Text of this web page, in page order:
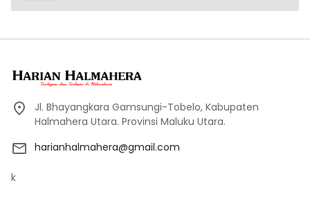
Jl. Bhayangkara Gamsungi-Tobelo, Kabupaten
Halmahera Utara. Provinsi Maluku Utara.
harianhalmahera@gmail.com
k